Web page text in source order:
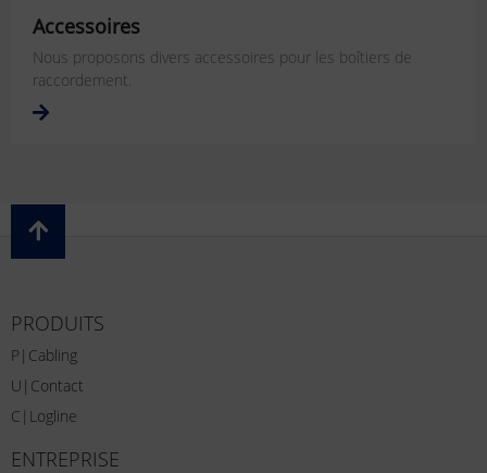
Accessoires
Nous proposons divers accessoires pour les boîtiers de
raccordement.
PRODUITS
P|Cabling
U|Contact
C|Logline
ENTREPRISE